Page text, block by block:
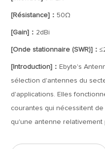
[Résistance]：50Ω
[Gain]： 2dBi
[Onde stationnaire (SWR)]：
[Introduction]： Ebyte's
sélection d'antennes du
d'applications. Elles
courantes qui nécessitent
qu'une antenne relativement